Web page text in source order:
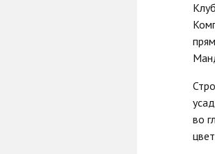
во